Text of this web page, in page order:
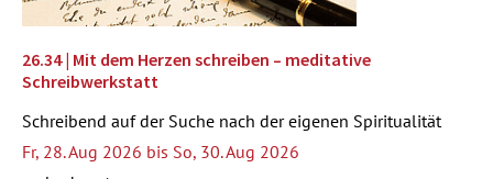
26.34 | Mit dem Herzen schreiben – meditative
Schreibwerkstatt
Schreibend auf der Suche nach der eigenen Spiritualität
Fr, 28. Aug 2026 bis So, 30. Aug 2026